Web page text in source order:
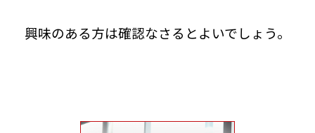
興味のある方は確認なさるとよいでしょう。